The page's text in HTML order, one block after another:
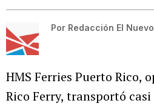
Por Redacción El
HMS Ferries Puerto Rico,
Rico Ferry, transportó